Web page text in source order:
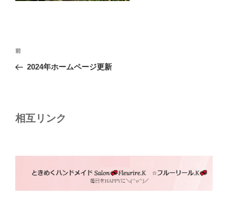
投
ナ
ー
ン
前
の
前
2024年ホームページ更新
相互リンク